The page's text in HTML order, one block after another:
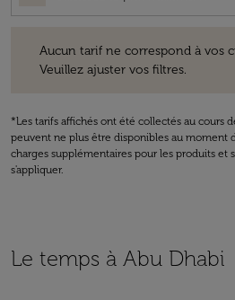
Aucun tarif ne correspond à vos
Veuillez ajuster vos filtres.
*Les tarifs affichés ont été collectés au cours
peuvent ne plus être disponibles au moment
charges supplémentaires pour les produits et
s'appliquer.
Le temps à Abu Dhabi